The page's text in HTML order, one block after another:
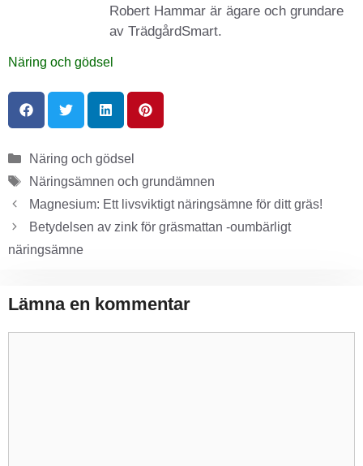
Robert Hammar är ägare och grundare
av TrädgårdSmart.
Näring och gödsel
Näring och gödsel
Näringsämnen och grundämnen
Magnesium: Ett livsviktigt näringsämne för ditt gräs!
Betydelsen av zink för gräsmattan -oumbärligt
näringsämne
Lämna en kommentar